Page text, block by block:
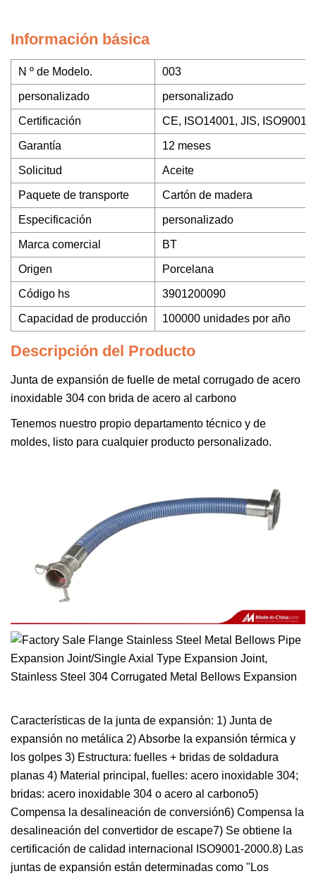
Información básica
N º de Modelo. 003
personalizado personalizado
Certificación CE, ISO14001, JIS, ISO9001
Garantía 12 meses
Solicitud Aceite
Paquete de transporte Cartón de madera
Especificación personalizado
Marca comercial BT
Origen Porcelana
Código hs 3901200090
Capacidad de producción 100000 unidades por año
Descripción del Producto
Junta de expansión de fuelle de metal corrugado de acero
inoxidable 304 con brida de acero al carbono
Tenemos nuestro propio departamento técnico y de
moldes, listo para cualquier producto personalizado.
Características de la junta de expansión: 1) Junta de
expansión no metálica 2) Absorbe la expansión térmica y
los golpes 3) Estructura: fuelles + bridas de soldadura
planas 4) Material principal, fuelles: acero inoxidable 304;
bridas: acero inoxidable 304 o acero al carbono5)
Compensa la desalineación de conversión6) Compensa la
desalineación del convertidor de escape7) Se obtiene la
certificación de calidad internacional ISO9001-2000.8) Las
juntas de expansión están determinadas como "Los